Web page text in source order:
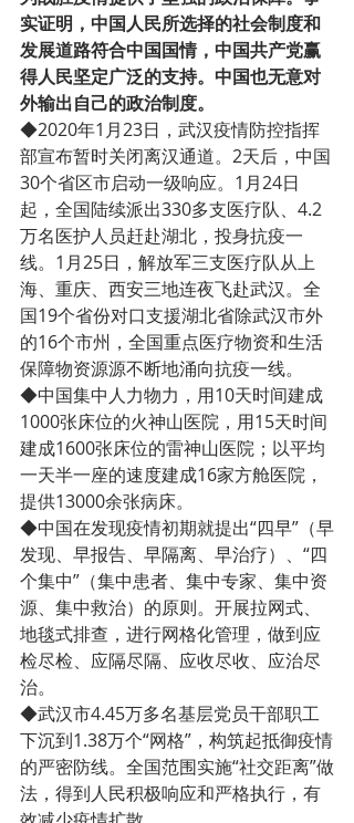
实证明，中国人民所选择的社会制度和
发展道路符合中国国情，中国共产党赢
得人民坚定广泛的支持。中国也无意对
外输出自己的政治制度。
◆2020年1月23日，武汉疫情防控指挥
部宣布暂时关闭离汉通道。2天后，中国
30个省区市启动一级响应。1月24日
起，全国陆续派出330多支医疗队、4.2
万名医护人员赶赴湖北，投身抗疫一
线。1月25日，解放军三支医疗队从上
海、重庆、西安三地连夜飞赴武汉。全
国19个省份对口支援湖北省除武汉市外
的16个市州，全国重点医疗物资和生活
保障物资源源不断地涌向抗疫一线。
◆中国集中人力物力，用10天时间建成
1000张床位的火神山医院，用15天时间
建成1600张床位的雷神山医院；以平均
一天半一座的速度建成16家方舱医院，
提供13000余张病床。
◆中国在发现疫情初期就提出“四早”（早
发现、早报告、早隔离、早治疗）、“四
个集中”（集中患者、集中专家、集中资
源、集中救治）的原则。开展拉网式、
地毯式排查，进行网格化管理，做到应
检尽检、应隔尽隔、应收尽收、应治尽
治。
◆武汉市4.45万多名基层党员干部职工
下沉到1.38万个“网格”，构筑起抵御疫情
的严密防线。全国范围实施“社交距离”做
法，得到人民积极响应和严格执行，有